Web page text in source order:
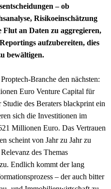
– ob
Risikoeinschätzung
an Daten zu aggregieren,
aufzubereiten, dies
bewältigen.
Branche den nächsten:
Euro Venture Capital für
des Beraters blackprint ein
sich die Investitionen im
Millionen Euro. Das Vertrauen
scheint von Jahr zu Jahr zu
des Themas
Endlich kommt der lang
– der auch bitter